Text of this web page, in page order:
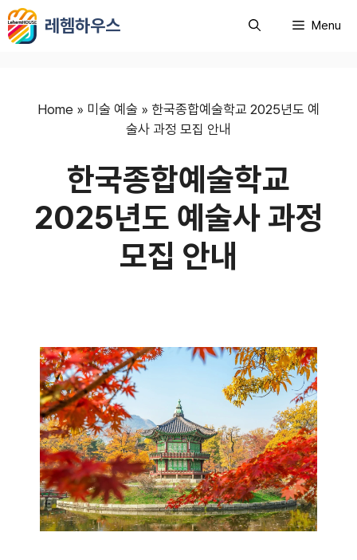
컨
텐
레헴하우스 Menu
Home » 미술 예술 » 한국종합예술학교 2025년도 예
술사 과정 모집 안내
한국종합예술학교
2025년도 예술사 과정
모집 안내